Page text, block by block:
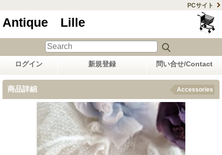
PCサイト
Antique Lille
ログイン 新規登録 問い合せ/Contact
商品詳細 Accessories